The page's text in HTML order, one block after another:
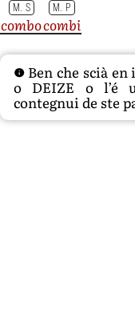
M. S M. P
combocombi
Ben che scià en
o DEIZE o l’é
contegnui de ste